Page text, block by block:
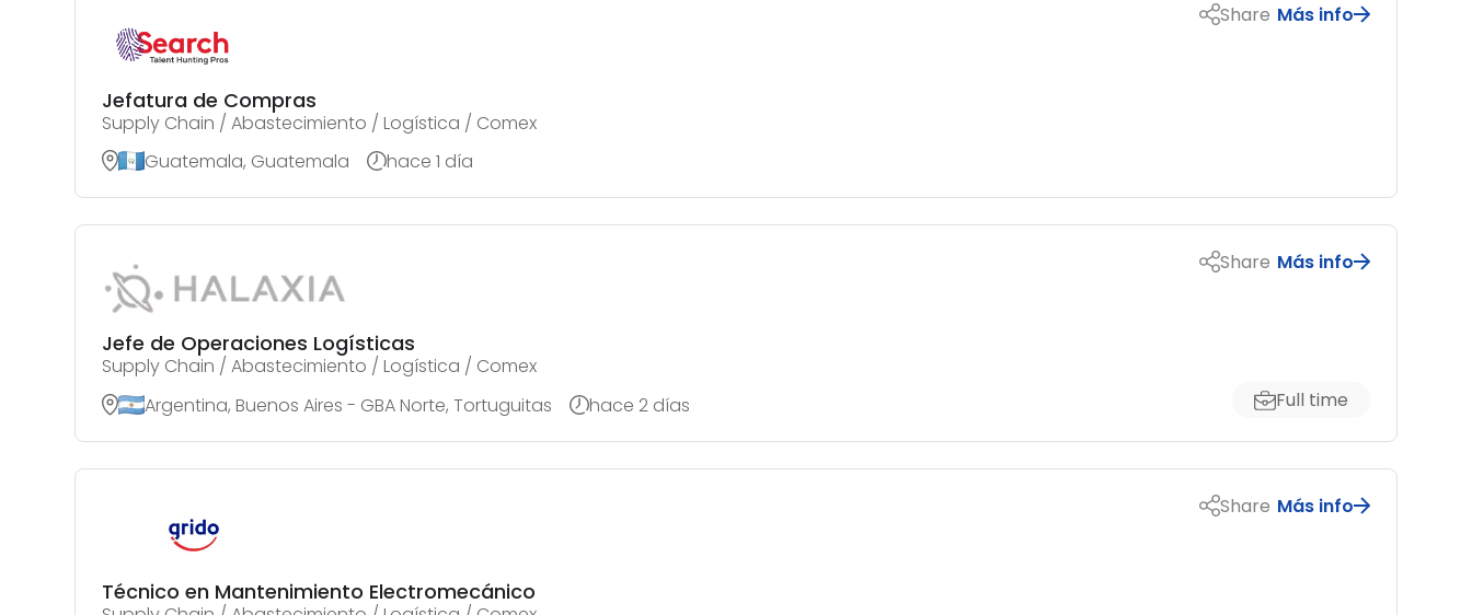
Jefatura de Compras
Supply Chain / Abastecimiento / Logística / Comex
Guatemala, Guatemala
hace 1 día
Share Más info
Jefe de Operaciones Logísticas
Supply Chain / Abastecimiento / Logística / Comex
Argentina, Buenos Aires - GBA Norte, Tortuguitas
hace 2 días
Share Más info
Full time
Técnico en Mantenimiento Electromecánico
Share Más info